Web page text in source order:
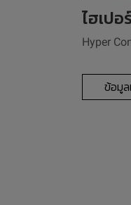
ไฮเปอ
Hyper
ข้อมูล